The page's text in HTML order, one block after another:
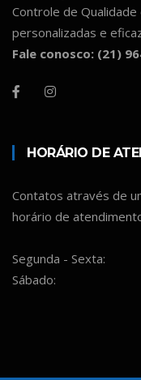
Controle de
personalizadas e
Fale conosco: (21)
HORÁRIO DE
Contatos através de
horário de
Segunda - Sexta:
Sábado: